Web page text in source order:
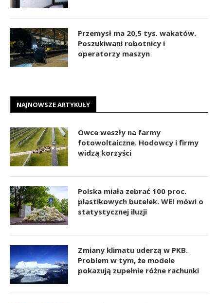
Przemysł ma 20,5 tys. wakatów.
Poszukiwani robotnicy i
operatorzy maszyn
NAJNOWSZE ARTYKUŁY
Owce weszły na farmy
fotowoltaiczne. Hodowcy i firmy
widzą korzyści
Polska miała zebrać 100 proc.
plastikowych butelek. WEI mówi o
statystycznej iluzji
Zmiany klimatu uderzą w PKB.
Problem w tym, że modele
pokazują zupełnie różne rachunki